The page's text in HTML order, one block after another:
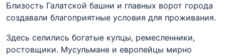
Близость Галатской башни и главных ворот города
создавали благоприятные условия для проживания.
Здесь селились богатые купцы, ремесленники,
ростовщики. Мусульмане и европейцы мирно